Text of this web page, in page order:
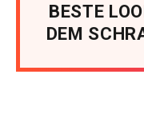
BESTE
DEM